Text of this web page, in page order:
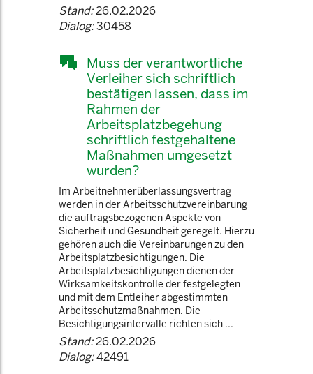
Stand:26.02.2026
Dialog:30458
Muss der verantwortliche
Verleiher sich schriftlich
bestätigen lassen, dass im
Rahmen der
Arbeitsplatzbegehung
schriftlich festgehaltene
Maßnahmen umgesetzt
wurden?
Im Arbeitnehmerüberlassungsvertrag
werden in der Arbeitsschutzvereinbarung
die auftragsbezogenen Aspekte von
Sicherheit und Gesundheit geregelt. Hierzu
gehören auch die Vereinbarungen zu den
Arbeitsplatzbesichtigungen. Die
Arbeitsplatzbesichtigungen dienen der
Wirksamkeitskontrolle der festgelegten
und mit dem Entleiher abgestimmten
Arbeitsschutzmaßnahmen. Die
Besichtigungsintervalle richten sich ...
Stand:26.02.2026
Dialog:42491